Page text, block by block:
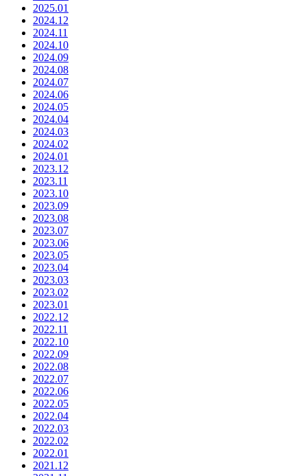
2025.01
2024.12
2024.11
2024.10
2024.09
2024.08
2024.07
2024.06
2024.05
2024.04
2024.03
2024.02
2024.01
2023.12
2023.11
2023.10
2023.09
2023.08
2023.07
2023.06
2023.05
2023.04
2023.03
2023.02
2023.01
2022.12
2022.11
2022.10
2022.09
2022.08
2022.07
2022.06
2022.05
2022.04
2022.03
2022.02
2022.01
2021.12